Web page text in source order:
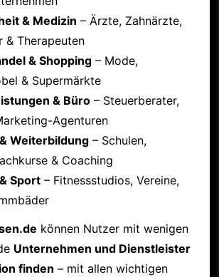
& Medizin – Ärzte, Zahnärzte,
& Therapeuten
& Shopping– Mode,
& Supermärkte
& Büro– Steuerberater,
Agenturen
Weiterbildung– Schulen,
& Coaching
Sport– Fitnessstudios, Vereine,
können Nutzer mit wenigen
Unternehmen und Dienstleister
finden – mit allen wichtigen